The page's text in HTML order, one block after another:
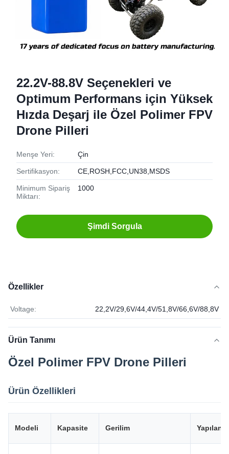
22.2V-88.8V Seçenekleri ve
Optimum Performans için Yüksek
Hızda Deşarj ile Özel Polimer FPV
Drone Pilleri
Menşe Yeri: Çin
Sertifikasyon: CE,ROSH,FCC,UN38,MSDS
Minimum Sipariş
Miktarı:
1000
Şimdi Sorgula
Özellikler
Voltage: 22,2V/29,6V/44,4V/51,8V/66,6V/88,8V
Ürün Tanımı
Özel Polimer FPV Drone Pilleri
Ürün Özellikleri
Modeli Kapasite Gerilim